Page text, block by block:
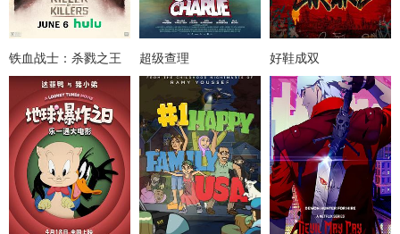
铁血战士：杀戮之王 超级查理 好鞋成双